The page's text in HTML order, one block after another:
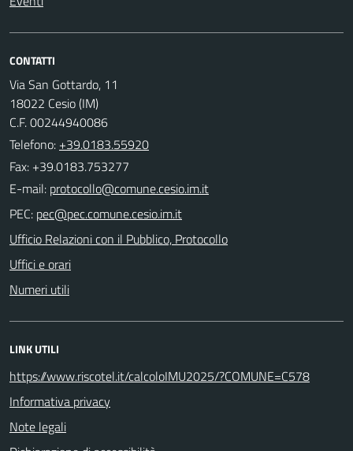
CONTATTI
Via San Gottardo, 11
18022 Cesio (IM)
C.F. 00244940086
Telefono: +39.0183.55920
Fax: +39.0183.753277
E-mail:
PEC:
Ufficio Relazioni con il Pubblico, Protocollo
Uffici e orari
Numeri utili
LINK UTILI
https://www.riscotel.it/calcoloIMU2025/?COMUNE=C578
Informativa privacy
Note legali